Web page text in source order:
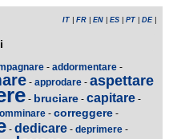
IT FR EN ES PT DE|
- addormentare -
- approdare - aspettare
- bruciare - capitare -
- correggere -
- dedicare - deprimere -